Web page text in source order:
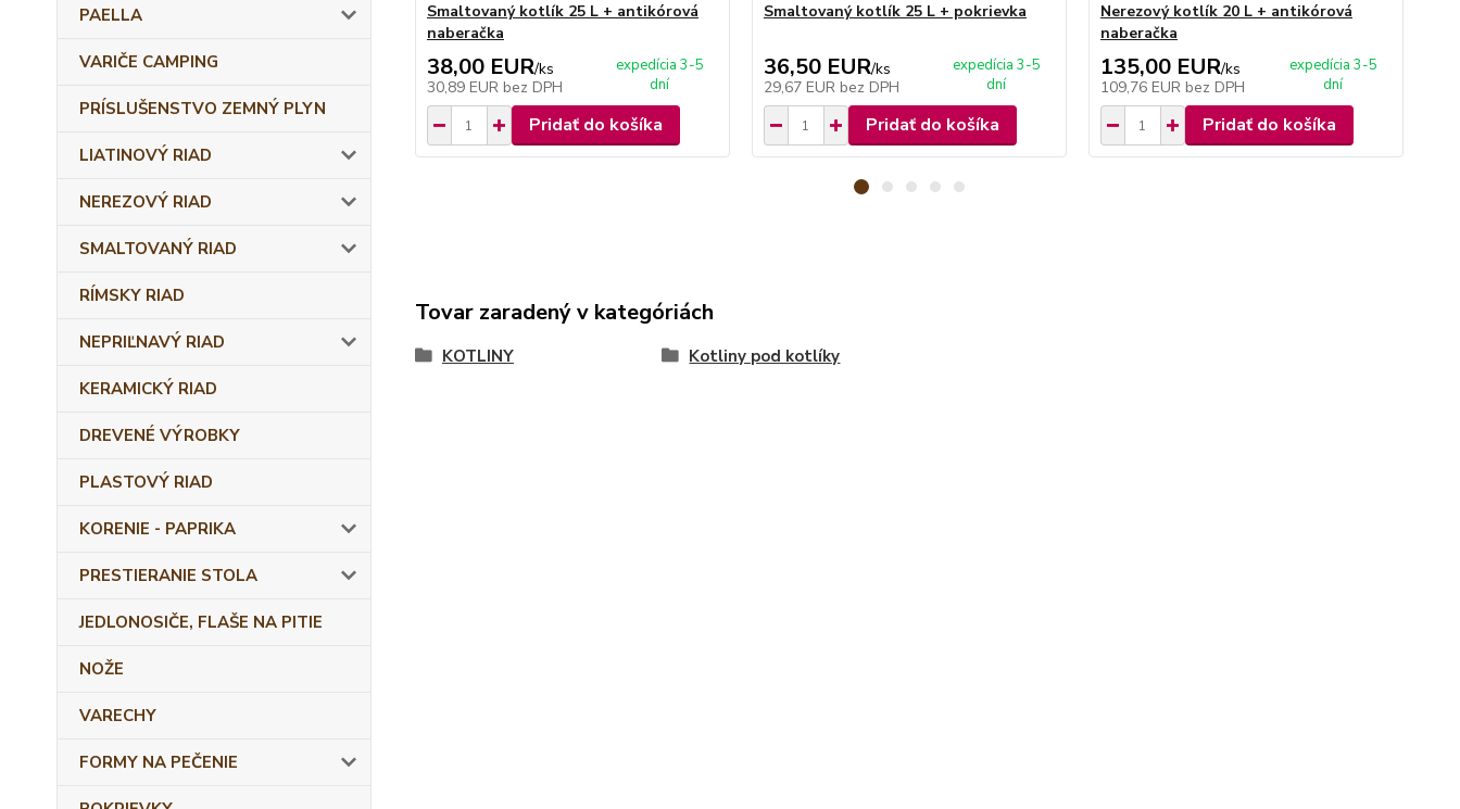
PAELLA
VARIČE CAMPING
PRÍSLUŠENSTVO ZEMNÝ PLYN
LIATINOVÝ RIAD
NEREZOVÝ RIAD
SMALTOVANÝ RIAD
RÍMSKY RIAD
NEPRIĽNAVÝ RIAD
KERAMICKÝ RIAD
DREVENÉ VÝROBKY
PLASTOVÝ RIAD
KORENIE - PAPRIKA
PRESTIERANIE STOLA
JEDLONOSIČE, FLAŠE NA PITIE
NOŽE
VARECHY
FORMY NA PEČENIE
Smaltovaný kotlík 25 L + antikórová
naberačka
38,00 EUR/ks
30,89 EUR bez DPH
expedícia 3-5
dní
Pridať do košíka
Smaltovaný kotlík 25 L + pokrievka
36,50 EUR/ks
29,67 EUR bez DPH
expedícia 3-5
dní
Pridať do košíka
Nerezový kotlík 20 L + antikórová
naberačka
135,00 EUR/ks
109,76 EUR bez DPH
expedícia 3-5
dní
Pridať do košíka
Tovar zaradený v kategóriách
KOTLINY Kotliny pod kotlíky